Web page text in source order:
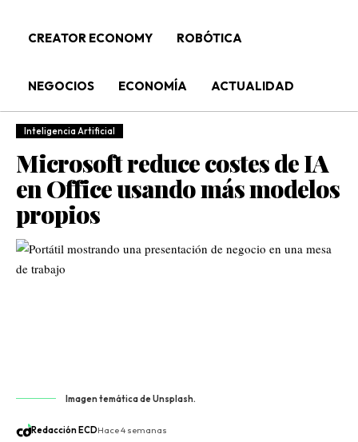
CREATOR ECONOMY ROBÓTICA
NEGOCIOS ECONOMÍA ACTUALIDAD
Inteligencia Artificial
Microsoft reduce costes de IA
en Office usando más modelos
propios
Imagen temática de Unsplash.
Redacción ECDHace 4 semanas